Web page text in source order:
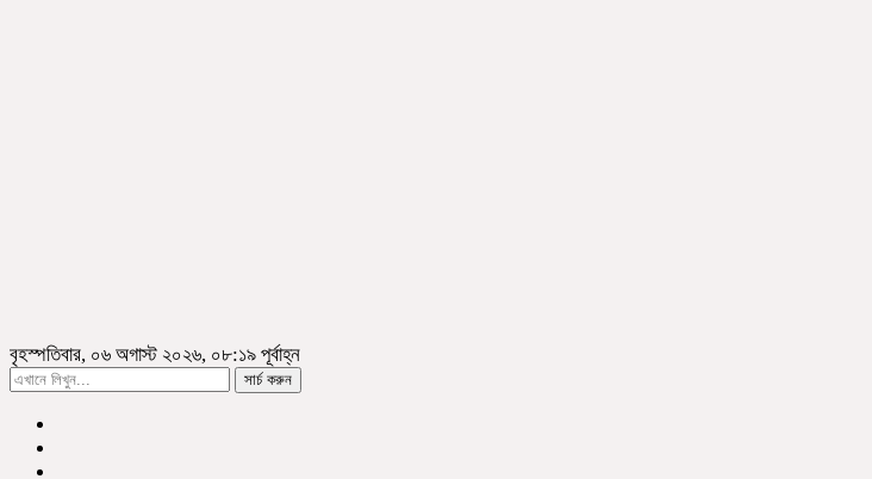
বৃহস্পতিবার, ০৬ অগাস্ট ২০২৬, ০৮:১৯ পূর্বাহ্ন
সার্চ করুন